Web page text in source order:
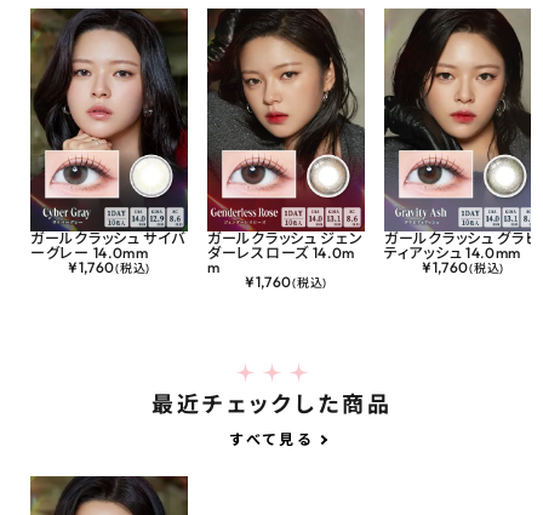
ガールクラッシュ サイバ
ーグレー 14.0mm
¥1,760(税込)
ガールクラッシュ ジェン
ダーレスローズ 14.0m
m
¥1,760(税込)
ガールクラッシュ グラビ
ティアッシュ 14.0mm
¥1,760(税込)
最近チェックした商品
すべて見る